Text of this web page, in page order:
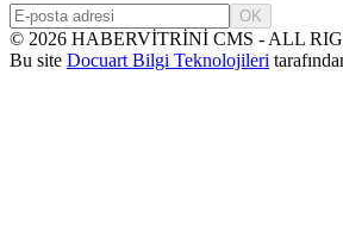
OK
© 2026 HABERVİTRİNİ CMS - ALL
Bu site Docuart Bilgi Teknolojileri